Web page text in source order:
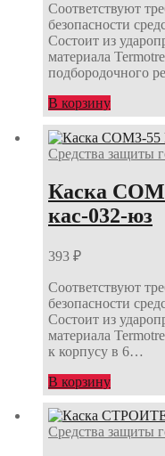
Соответствуют
безопасности
Состоит из
материала
подбородочного
В корзину
Средства защиты
Каска
кас-032-юз
393 ₽
Соответствуют
безопасности
Состоит из
материала
к корпусу в 6…
В корзину
Средства защиты